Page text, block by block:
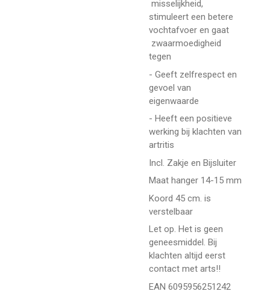
misselijkheid,
stimuleert een betere
vochtafvoer en gaat
zwaarmoedigheid
tegen
- Geeft zelfrespect en
gevoel van
eigenwaarde
- Heeft een positieve
werking bij klachten van
artritis
Incl. Zakje en Bijsluiter
Maat hanger 14-15 mm
Koord 45 cm. is
verstelbaar
Let op. Het is geen
geneesmiddel. Bij
klachten altijd eerst
contact met arts!!
EAN 6095956251242